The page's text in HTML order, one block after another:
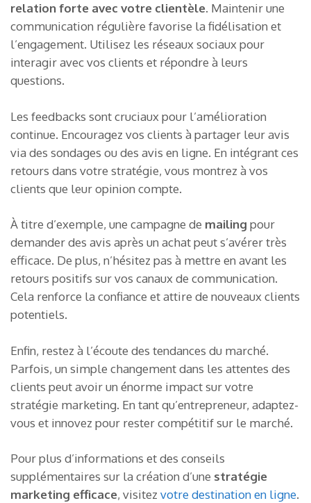
relation forte avec votre clientèle. Maintenir une
communication régulière favorise la fidélisation et
l’engagement. Utilisez les réseaux sociaux pour
interagir avec vos clients et répondre à leurs
questions.
Les feedbacks sont cruciaux pour l’amélioration
continue. Encouragez vos clients à partager leur avis
via des sondages ou des avis en ligne. En intégrant ces
retours dans votre stratégie, vous montrez à vos
clients que leur opinion compte.
À titre d’exemple, une campagne de mailing pour
demander des avis après un achat peut s’avérer très
efficace. De plus, n’hésitez pas à mettre en avant les
retours positifs sur vos canaux de communication.
Cela renforce la confiance et attire de nouveaux clients
potentiels.
Enfin, restez à l’écoute des tendances du marché.
Parfois, un simple changement dans les attentes des
clients peut avoir un énorme impact sur votre
stratégie marketing. En tant qu’entrepreneur, adaptez-
vous et innovez pour rester compétitif sur le marché.
Pour plus d’informations et des conseils
supplémentaires sur la création d’une stratégie
marketing efficace, visitez votre destination en ligne.